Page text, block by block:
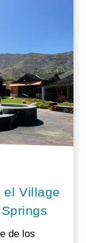
el Village
de los